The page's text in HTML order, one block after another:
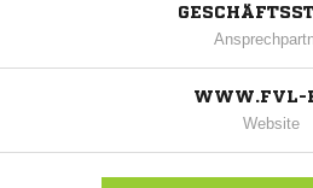
WWW.FVL-
Website